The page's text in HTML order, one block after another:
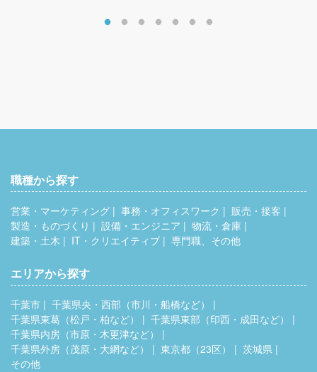
職種から探す
営業・マーケティング 事務・オフィスワーク
販売・接客
製造・ものづくり
設備・エンジニア
物流・倉庫
建築・土木
IT・クリエイティブ 専門職、その他
エリアから探す
千葉市
千葉県央・西部（市川・船橋など）
千葉県東葛（松戸・柏など）
千葉県東部（印西・成田など）
千葉県内房（市原・木更津など）
千葉県外房（茂原・大網など）
東京都（23区）
茨城県
その他